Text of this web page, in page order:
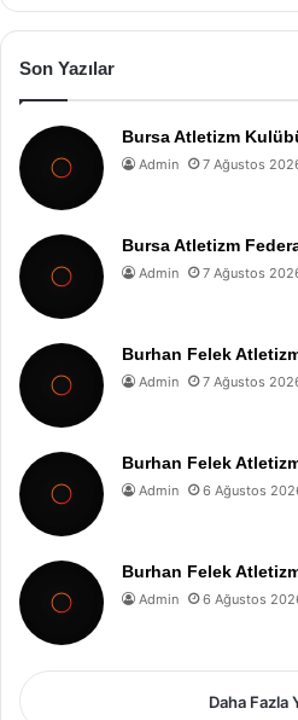
Son Yazılar
Bursa Atletizm
Admin 7 Ağustos
Bursa Atletizm
Admin 7 Ağustos
Burhan Felek
Admin 7 Ağustos
Burhan Felek
Admin 6 Ağustos
Burhan Felek
Admin 6 Ağustos
Daha Fazla